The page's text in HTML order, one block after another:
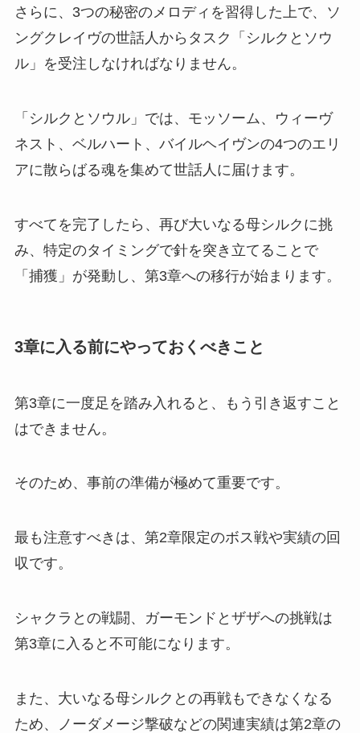
さらに、3つの秘密のメロディを習得した上で、ソ
ングクレイヴの世話人からタスク「シルクとソウ
ル」を受注しなければなりません。
「シルクとソウル」では、モッソーム、ウィーヴ
ネスト、ベルハート、バイルヘイヴンの4つのエリ
アに散らばる魂を集めて世話人に届けます。
すべてを完了したら、再び大いなる母シルクに挑
み、特定のタイミングで針を突き立てることで
「捕獲」が発動し、第3章への移行が始まります。
3章に入る前にやっておくべきこと
第3章に一度足を踏み入れると、もう引き返すこと
はできません。
そのため、事前の準備が極めて重要です。
最も注意すべきは、第2章限定のボス戦や実績の回
収です。
シャクラとの戦闘、ガーモンドとザザへの挑戦は
第3章に入ると不可能になります。
また、大いなる母シルクとの再戦もできなくなる
ため、ノーダメージ撃破などの関連実績は第2章の